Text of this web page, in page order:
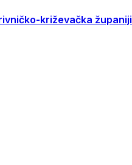
križevačka županiji